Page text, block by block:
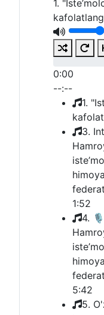
1.
0:00
--:--
1.
3.
1:52
4. 🎙
5:42
5.